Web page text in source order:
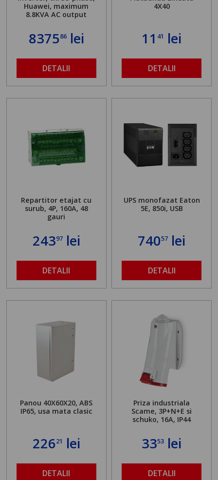
Huawei, maximum
8.8KVA AC output
837586lei
DETALII
4X40
11 41 lei
DETALII
Repartitor etajat cu
surub, 4P, 160A, 48
gauri
24397lei
DETALII
UPS monofazat Eaton
5E, 850i, USB
74057 lei
DETALII
Panou 40X60X20, ABS
IP65, usa mata clasic
22621 lei
DETALII
Priza industriala
Scame, 3P+N+E si
schuko, 16A, IP44
3353 lei
DETALII